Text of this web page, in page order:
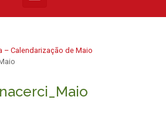
– Calendarização de Maio